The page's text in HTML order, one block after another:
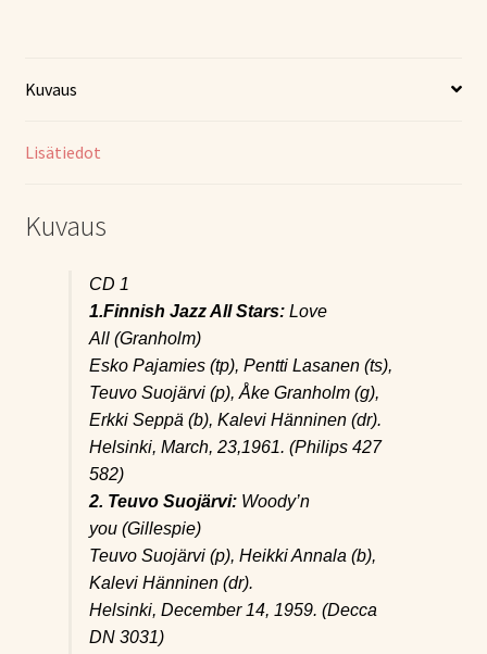
Kuvaus
Lisätiedot
Kuvaus
CD 1
1.Finnish Jazz All Stars:Love
All(Granholm)
Esko Pajamies (tp), Pentti Lasanen (ts),
Teuvo Suojärvi (p), Åke Granholm (g),
Erkki Seppä (b), Kalevi Hänninen (dr).
Helsinki, March, 23,1961. (Philips 427
582)
2. Teuvo Suojärvi:Woody’n
you (Gillespie)
Teuvo Suojärvi (p), Heikki Annala (b),
Kalevi Hänninen (dr).
Helsinki, December 14, 1959. (Decca
DN 3031)